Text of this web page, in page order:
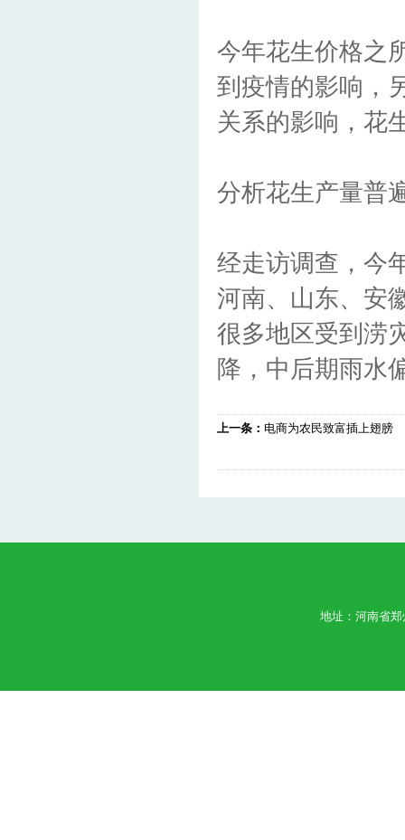
今年花生价格之
到疫情的影响，
关系的影响，花
分析花生产量普
经走访调查，今
河南、山东、安
很多地区受到涝
降，中后期雨水
上一条： 电商为农民致富插上翅膀
地址：河南省